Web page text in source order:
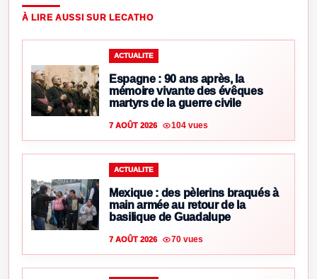
À LIRE AUSSI SUR LECATHO
ACTUALITE
Espagne : 90 ans après, la
mémoire vivante des évêques
martyrs de la guerre civile
7 AOÛT 2026 104 vues
ACTUALITE
Mexique : des pèlerins braqués à
main armée au retour de la
basilique de Guadalupe
7 AOÛT 2026 70 vues